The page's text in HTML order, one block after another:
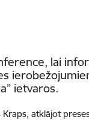
lai
ietvaros.
atklājot